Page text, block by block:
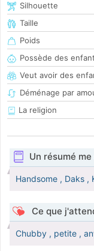
Silhouette
Taille
Poids
Possède des
Veut avoir des
Déménage par
La religion
Un résumé
Handsome , Daks ,
Ce que
Chubby , petite ,